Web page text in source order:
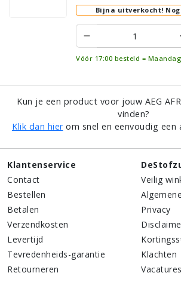
Bijna uitverkocht!
Vóór 17:00 besteld =
Kun je een product voor jouw AEG
vinden?
Klik dan hierom snel en eenvoudig een
Klantenservice
Contact
Bestellen
Betalen
Verzendkosten
Levertijd
Tevredenheids-garantie
Retourneren
Veilig
Privacy
Klachten
Vacatures